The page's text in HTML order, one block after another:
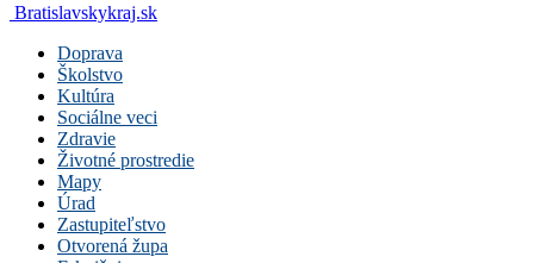
Bratislavskykraj.sk
Doprava
Školstvo
Kultúra
Sociálne veci
Zdravie
Životné prostredie
Mapy
Úrad
Zastupiteľstvo
Otvorená župa